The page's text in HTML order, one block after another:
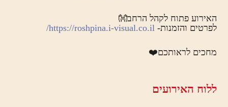
האירוע פתוח לקהל הרחב👐
לפרטים והזמנות-https://roshpina.i-visual.co.il/
מחכים לראותכם❤️
ללוח האירועים